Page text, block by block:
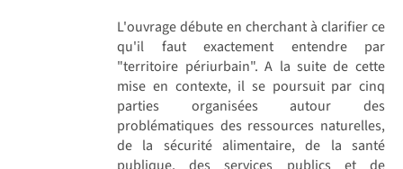
L'ouvrage débute en cherchant à clarifier ce
qu'il faut exactement entendre par
"territoire périurbain". A la suite de cette
mise en contexte, il se poursuit par cinq
parties organisées autour des
problématiques des ressources naturelles,
de la sécurité alimentaire, de la santé